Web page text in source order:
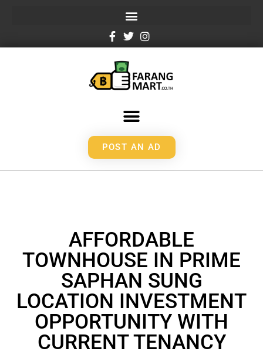
POST AN AD
AFFORDABLE
TOWNHOUSE IN PRIME
SAPHAN SUNG
LOCATION INVESTMENT
OPPORTUNITY WITH
CURRENT TENANCY